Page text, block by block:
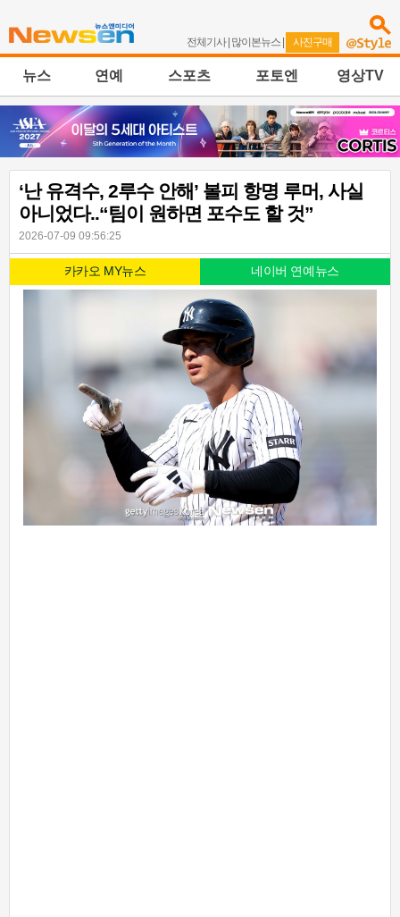
전체기사| 많이본뉴스 | 사진구매
뉴스 연예 스포츠 포토엔 영상TV
‘난 유격수, 2루수 안해’ 볼피 항명 루머, 사실
아니었다..“팀이 원하면 포수도 할 것”
2026-07-09 09:56:25
카카오 MY뉴스 네이버 연예뉴스